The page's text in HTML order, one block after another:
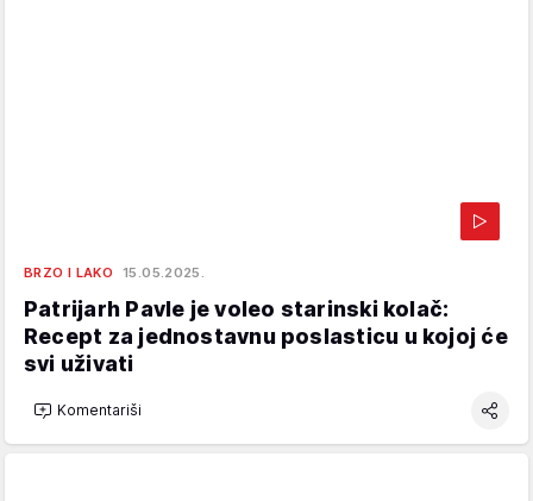
BRZO I LAKO 15.05.2025.
Patrijarh Pavle je voleo starinski kolač:
Recept za jednostavnu poslasticu u kojoj će
svi uživati
Komentariši